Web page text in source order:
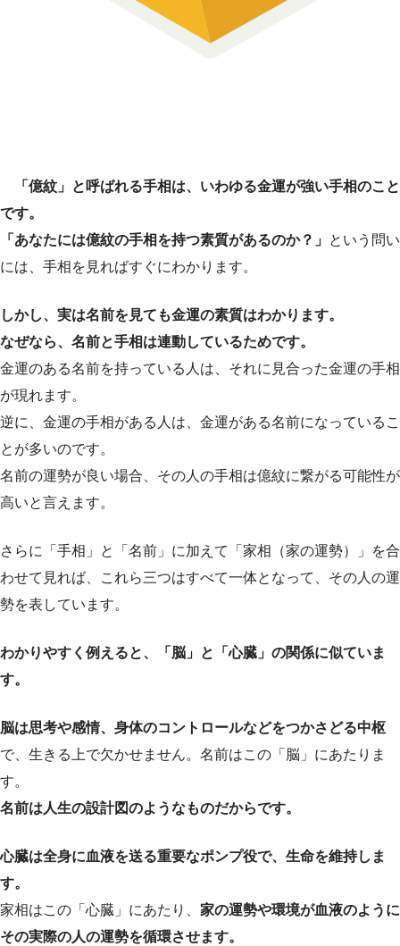
「億紋」と呼ばれる手相は、いわゆる金運が強い手相のこと
です。
「あなたには億紋の手相を持つ素質があるのか？」 という問い
には、手相を見ればすぐにわかります。
しかし、実は名前を見ても金運の素質はわかります。
なぜなら、名前と手相は連動しているためです。
金運のある名前を持っている人は、それに見合った金運の手相
が現れます。
逆に、金運の手相がある人は、金運がある名前になっているこ
とが多いのです。
名前の運勢が良い場合、その人の手相は億紋に繋がる可能性が
高いと言えます。
さらに「手相」と「名前」に加えて「家相（家の運勢）」を合
わせて見れば、これら三つはすべて一体となって、その人の運
勢を表しています。
わかりやすく例えると、「脳」と「心臓」の関係に似ていま
す。
脳は思考や感情、身体のコントロールなどをつかさどる中枢
で、生きる上で欠かせません。名前はこの「脳」にあたりま
す。
名前は人生の設計図のようなものだからです。
心臓は全身に血液を送る重要なポンプ役で、生命を維持しま
す。
家相はこの「心臓」にあたり、 家の運勢や環境が血液のように
その実際の人の運勢を循環させます。